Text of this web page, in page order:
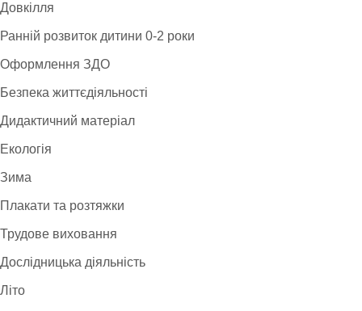
Довкілля
Ранній розвиток дитини 0-2 роки
Оформлення ЗДО
Безпека життєдіяльності
Дидактичний матеріал
Екологія
Зима
Плакати та розтяжки
Трудове виховання
Дослідницька діяльність
Літо